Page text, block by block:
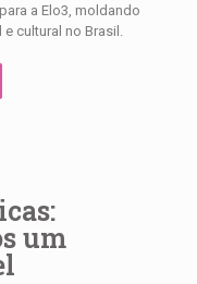
a Elo3, moldando
cultural no Brasil.
um